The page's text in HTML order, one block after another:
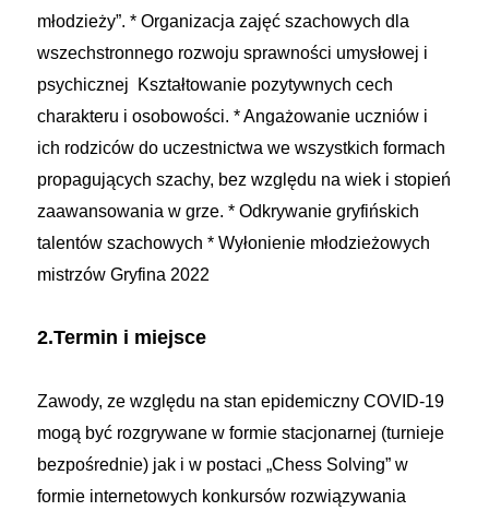
młodzieży”.* Organizacja zajęć szachowych dla
wszechstronnego rozwoju sprawności umysłowej i
psychicznej
Kształtowanie pozytywnych cech
charakteru i osobowości.* Angażowanie uczniów i
ich rodziców do uczestnictwa we wszystkich formach
propagujących szachy, bez względu na wiek i stopień
zaawansowania w grze.* Odkrywanie gryfińskich
talentów szachowych* Wyłonienie młodzieżowych
mistrzów Gryfina 2022
2.Termin i miejsce
Zawody, ze względu na stan epidemiczny COVID-19
mogą być rozgrywane w formie stacjonarnej (turnieje
bezpośrednie) jak i w postaci „Chess Solving” w
formie internetowych konkursów rozwiązywania